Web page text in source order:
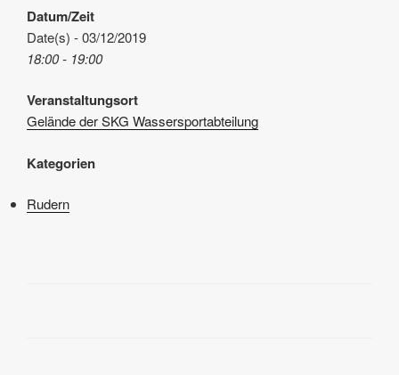
Datum/Zeit
Date(s) - 03/12/2019
18:00 - 19:00
Veranstaltungsort
Gelände der SKG Wassersportabteilung
Kategorien
Rudern